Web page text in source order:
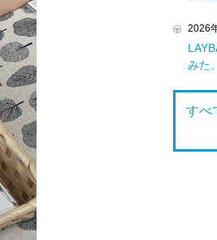
2026
みた。
すべ